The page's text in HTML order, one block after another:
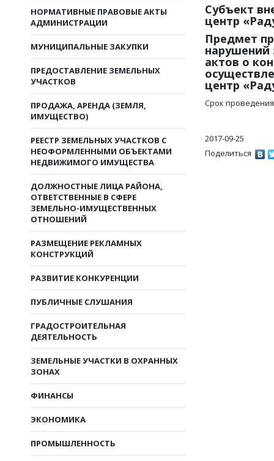
НОРМАТИВНЫЕ ПРАВОВЫЕ АКТЫ
АДМИНИСТРАЦИИ
МУНИЦИПАЛЬНЫЕ ЗАКУПКИ
ПРЕДОСТАВЛЕНИЕ ЗЕМЕЛЬНЫХ
УЧАСТКОВ
ПРОДАЖА, АРЕНДА (ЗЕМЛЯ,
ИМУЩЕСТВО)
РЕЕСТР ЗЕМЕЛЬНЫХ УЧАСТКОВ С
НЕОФОРМЛЕННЫМИ ОБЪЕКТАМИ
НЕДВИЖИМОГО ИМУЩЕСТВА
ДОЛЖНОСТНЫЕ ЛИЦА РАЙОНА,
ОТВЕТСТВЕННЫЕ В СФЕРЕ
ЗЕМЕЛЬНО-ИМУЩЕСТВЕННЫХ
ОТНОШЕНИЙ
РАЗМЕЩЕНИЕ РЕКЛАМНЫХ
КОНСТРУКЦИЙ
РАЗВИТИЕ КОНКУРЕНЦИИ
ПУБЛИЧНЫЕ СЛУШАНИЯ
ГРАДОСТРОИТЕЛЬНАЯ
ДЕЯТЕЛЬНОСТЬ
ЗЕМЕЛЬНЫЕ УЧАСТКИ В ОХРАННЫХ
ЗОНАХ
ФИНАНСЫ
ЭКОНОМИКА
ПРОМЫШЛЕННОСТЬ
Субъект
центр
Предмет
нарушений
актов о
центр
Срок проведения
2017-09-25
Поделиться